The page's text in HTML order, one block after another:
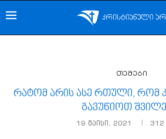
თემები
რატომ არის ასე რთული, რომ
გავუწიოთ
19 მაისი, 2021 312